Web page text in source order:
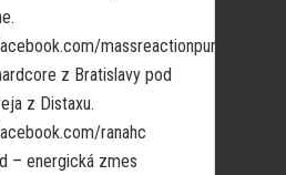
massreactionpunk
z Bratislavy pod
z Distaxu.
ranahc
– energická zmes